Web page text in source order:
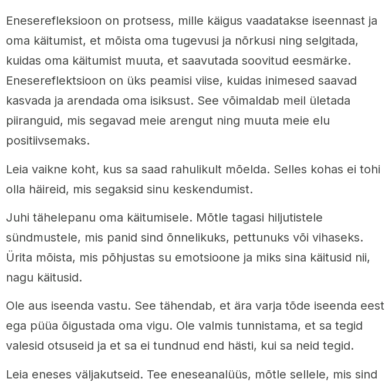
Eneserefleksioon on protsess, mille käigus vaadatakse iseennast ja
oma käitumist, et mõista oma tugevusi ja nõrkusi ning selgitada,
kuidas oma käitumist muuta, et saavutada soovitud eesmärke.
Enesereflektsioon on üks peamisi viise, kuidas inimesed saavad
kasvada ja arendada oma isiksust. See võimaldab meil ületada
piiranguid, mis segavad meie arengut ning muuta meie elu
positiivsemaks.
Leia vaikne koht, kus sa saad rahulikult mõelda. Selles kohas ei tohi
olla häireid, mis segaksid sinu keskendumist.
Juhi tähelepanu oma käitumisele. Mõtle tagasi hiljutistele
sündmustele, mis panid sind õnnelikuks, pettunuks või vihaseks.
Ürita mõista, mis põhjustas su emotsioone ja miks sina käitusid nii,
nagu käitusid.
Ole aus iseenda vastu. See tähendab, et ära varja tõde iseenda eest
ega püüa õigustada oma vigu. Ole valmis tunnistama, et sa tegid
valesid otsuseid ja et sa ei tundnud end hästi, kui sa neid tegid.
Leia eneses väljakutseid. Tee eneseanalüüs, mõtle sellele, mis sind